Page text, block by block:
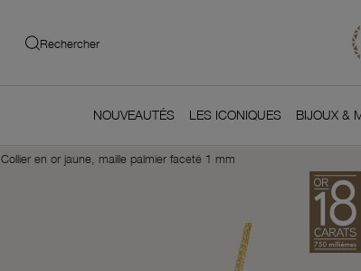
Rechercher
NOUVEAUTÉS LES ICONIQUES BIJOUX &
Collier en or jaune, maille palmier faceté 1 mm